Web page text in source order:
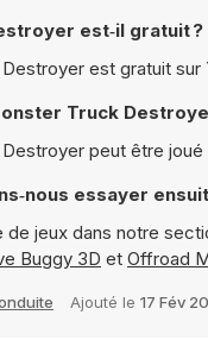
est‑il gratuit ?
est gratuit
Truck
peut être
essayer
de jeux dans notre
Buggy 3D et Offroad
Ajouté le 17 Fév